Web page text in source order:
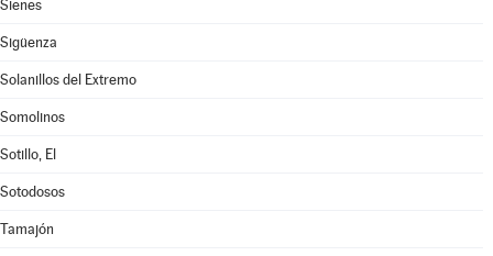
Sienes
Sigüenza
Solanillos del Extremo
Somolinos
Sotillo, El
Sotodosos
Tamajón